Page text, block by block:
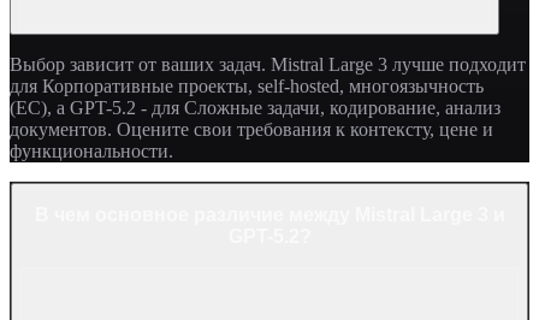
Выбор зависит от ваших задач. Mistral Large 3 лучше подходит
для Корпоративные проекты, self-hosted, многоязычность
(ЕС), а GPT-5.2 - для Сложные задачи, кодирование, анализ
документов. Оцените свои требования к контексту, цене и
функциональности.